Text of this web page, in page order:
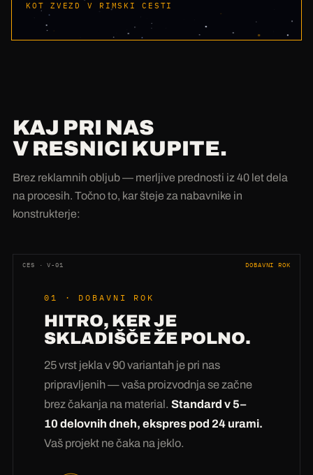
KOT ZVEZD V RIMSKI CESTI
KAJ PRI NAS
V RESNICI KUPITE.
Brez reklamnih obljub — merljive prednosti iz 40 let dela
na procesih. Točno to, kar šteje za nabavnike in
konstrukterje:
CES · V-01 DOBAVNI ROK
01 · DOBAVNI ROK
HITRO, KER JE
SKLADIŠČE ŽE POLNO.
25 vrst jekla v 90 variantah je pri nas
pripravljenih — vaša proizvodnja se začne
brez čakanja na material. Standard v 5–
10 delovnih dneh, ekspres pod 24 urami.
Vaš projekt ne čaka na jeklo.